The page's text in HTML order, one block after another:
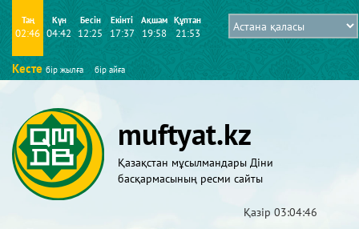
Таң
02:46
Күн
04:42
Бесін
12:25
Екінті
17:37
Ақшам
19:58
Құптан
21:53
Кесте бір жылға бір айға
muftyat.kz
Қазақстан мұсылмандары Діни
басқармасының ресми сайты
Қазір 03:04:47